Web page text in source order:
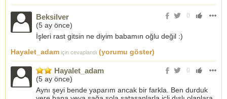
0
Beksilver
(5 ay önce)
İşleri rast gitsin ne diyim babamın oğlu değil :)
Hayalet_adam için cevaplandı (yorumu göster)
0
Hayalet_adam
(5 ay önce)
Aynı şeyi bende yaparım ancak bir farkla. Ben durduk